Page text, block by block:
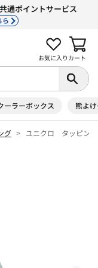
共通ポイントサービス
ら
お気に入り カート
ーラーボックス 熊よ
グ ユニクロ タッピン